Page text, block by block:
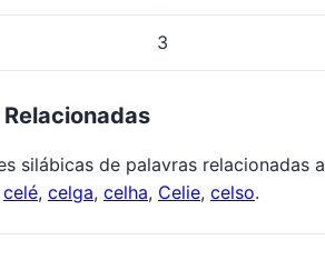
3
silábicas de palavras relacionadas a
celé, celga, celha, Celie, celso.